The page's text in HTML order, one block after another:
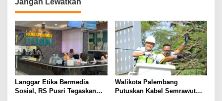
g
a
s
i
p
o
s
Jangan Lewatkan
Langgar Etika Bermedia
Sosial, RS Pusri Tegaskan
Walikota Palembang
Putuskan Kabel Semrawut